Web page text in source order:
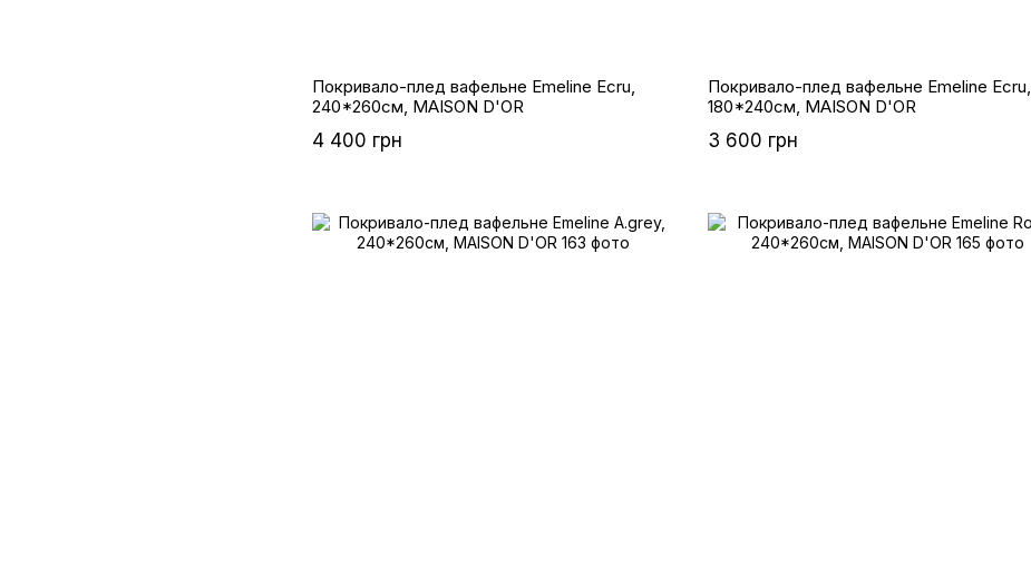
Покривало-плед вафельне Emeline Ecru,
240*260см, MAISON D'OR
4 400 грн
Покривало-плед вафельне Emeline Ecru,
180*240см, MAISON D'OR
3 600 грн